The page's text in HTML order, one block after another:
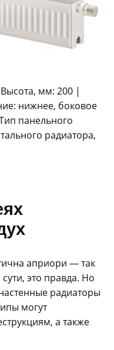
мм: 200 |
нижнее, боковое
панельного
радиатора,
априори — так
это правда. Но
радиаторы
могут
а также